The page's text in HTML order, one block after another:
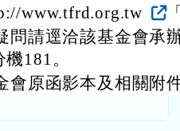
www.tfrd.org.tw
問請逕洽該基金會承
181。
會原函影本及相關附